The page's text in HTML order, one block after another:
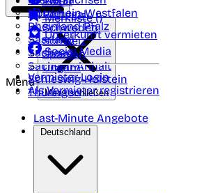
Nordrhein-Westfalen
Rheinland Pfalz
Saarland
Sachsen
Sachsen-Anhalt
Schleswig-Holstein
Thüringen
Portugal
Schweden
Schweiz
Spanien
Ungarn
Merkliste ()
Unterkunft vermieten
Social Media
Vermieter-Login
Als Vermieter registrieren
Menü
Menü schließen
Last-Minute Angebote
Deutschland